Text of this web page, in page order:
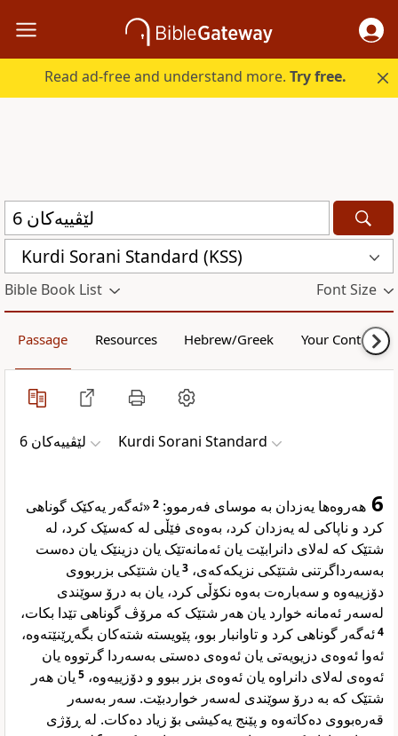
Read ad-free and understand more.Try free.
Kurdi Sorani Standard (KSS)
Bible Book List Font Size
Passage Resources Hebrew/Greek Your Content
لێڤییەکان 6 Kurdi Sorani Standard
6 هەروەها یەزدان بە موسای فەرموو: 2«ئەگەر یەکێک گوناهی
کرد و ناپاکی لە یەزدان کرد، بەوەی فێڵی لە کەسێک کرد، لە
شتێک کە لەلای دانرابێت یان ئەمانەتێک یان دزینێک یان دەست
بەسەرداگرتنی شتێکی نزیکەکەی، 3 یان شتێکی بزربووی
دۆزییەوە و سەبارەت بەوە نکۆڵی کرد، یان بە درۆ سوێندی
لەسەر ئەمانە خوارد یان هەر شتێک کە مرۆڤ گوناهی تێدا بکات،
4ئەگەر گوناهی کرد و تاوانبار بوو، پێویستە شتەکان بگەڕێنێتەوە،
ئەوا ئەوەی دزیویەتی یان ئەوەی دەستی بەسەردا گرتووە یان
ئەوەی لەلای دانراوە یان ئەوەی بزر ببوو و دۆزییەوە، 5 یان هەر
شتێک کە بە درۆ سوێندی لەسەر خواردبێت. سەر بەسەر
قەرەبووی دەکاتەوە و پێنج یەکیشی بۆ زیاد دەکات. لە ڕۆژی